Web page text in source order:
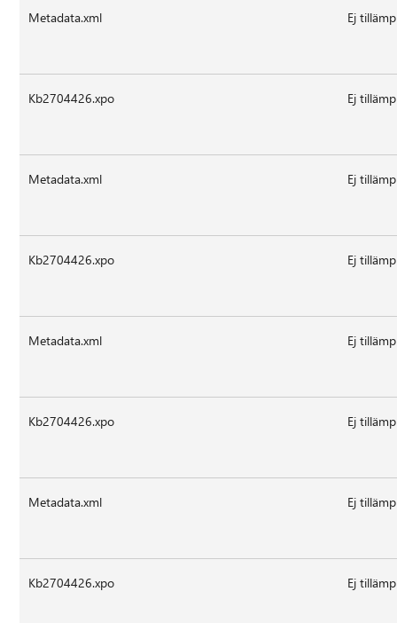
Metadata.xml Ej
Kb2704426.xpo Ej
Metadata.xml Ej
Kb2704426.xpo Ej
Metadata.xml Ej
Kb2704426.xpo Ej
Metadata.xml Ej
Kb2704426.xpo Ej